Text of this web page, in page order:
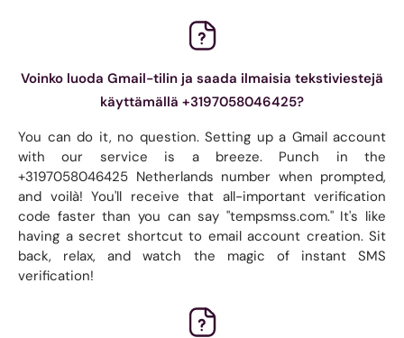
Voinko luoda Gmail-tilin ja saada ilmaisia ​​tekstiviestejä
käyttämällä +3197058046425?
You can do it, no question. Setting up a Gmail account
with our service is a breeze. Punch in the
+3197058046425 Netherlands number when prompted,
and voilà! You'll receive that all-important verification
code faster than you can say "tempsmss.com." It's like
having a secret shortcut to email account creation. Sit
back, relax, and watch the magic of instant SMS
verification!